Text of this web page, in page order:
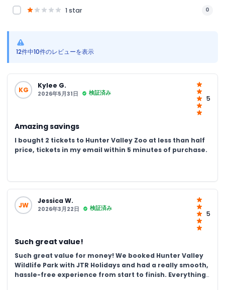
1 star 0
12件中10件のレビューを表示
KG Kylee G.
2026年5月31日 検証済み
5
Amazing savings
I bought 2 tickets to Hunter Valley Zoo at less than half
price, tickets in my email within 5 minutes of purchase.
JW Jessica W.
2026年3月22日 検証済み
5
Such great value!
Such great value for money! We booked Hunter Valley
Wildlife Park with JTR Holidays and had a really smooth,
hassle-free experience from start to finish. Everything